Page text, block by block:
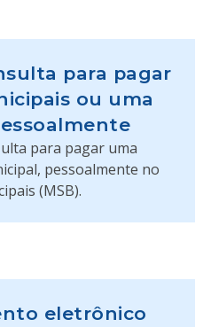
para pagar
ou uma
para pagar uma
pessoalmente no
(MSB).
eletrônico